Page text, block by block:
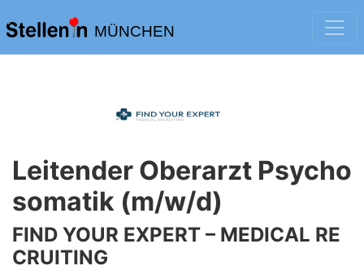
MÜNCHEN
Leitender Oberarzt Psycho
somatik (m/w/d)
FIND YOUR EXPERT – MEDICAL RE
CRUITING